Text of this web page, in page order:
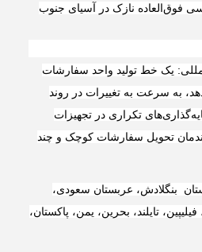
فوق‌العاده نازک در آسیای جنوب
یک خط تولید واحد سفارشات
به سرعت به تغییرات در روند
تکراری در تجهیزات
تحویل سفارشات کوچک و چند
بنگلادش، عربستان سعودی،
تایلند، بحرین، یمن، پاکستان،